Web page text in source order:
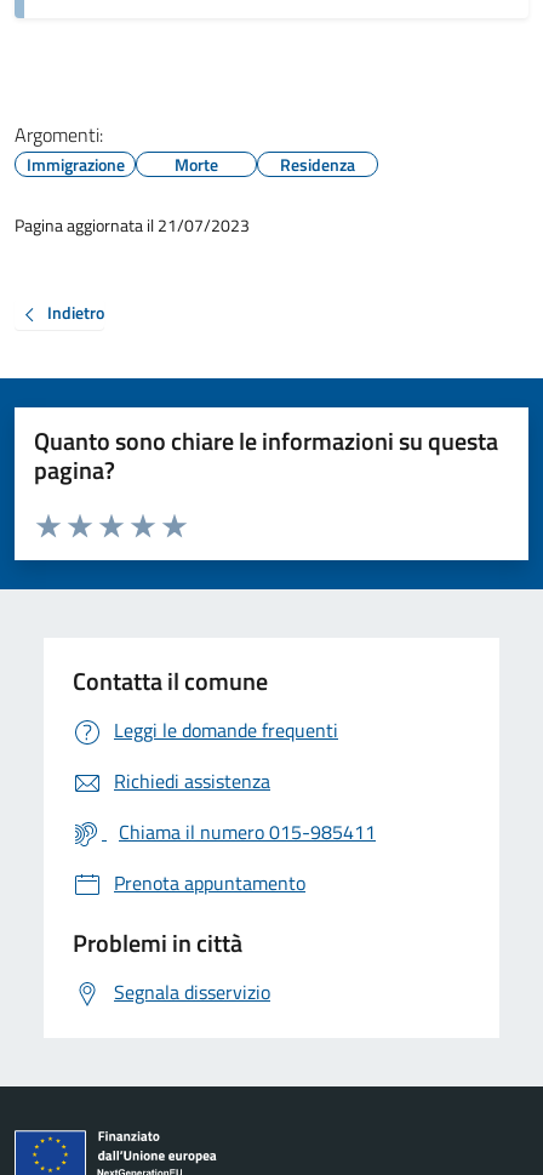
Argomenti:
Immigrazione Morte Residenza
Pagina aggiornata il 21/07/2023
Indietro
Quanto sono chiare le informazioni su questa
pagina?
Valuta da 1 a 5 stelle la pagina
Valuta 5 stelle su 5
Valuta 4 stelle su 5
Valuta 3 stelle su 5
Valuta 2 stelle su 5
Valuta 1 stelle su 5
Contatta il comune
Leggi le domande frequenti
Richiedi assistenza
Chiama il numero 015-985411
Prenota appuntamento
Problemi in città
Segnala disservizio